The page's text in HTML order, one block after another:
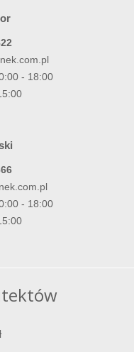
- 18:00
- 18:00